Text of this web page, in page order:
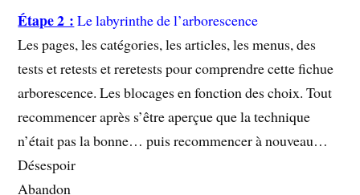
Étape 2 : Le labyrinthe de l’arborescence
Les pages, les catégories, les articles, les menus, des
tests et retests et reretests pour comprendre cette fichue
arborescence. Les blocages en fonction des choix. Tout
recommencer après s’être aperçue que la technique
n’était pas la bonne… puis recommencer à nouveau…
Désespoir
Abandon